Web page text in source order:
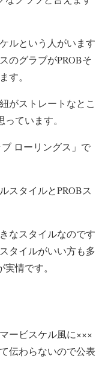
ルという人がいます
のグラブがPROBそ
す。
がストレートなとこ
ています。
ローリングス」で
スタイルとPROBス
なスタイルなのです
タイルがいい方も多
情です。
ービスケル風に×××
伝わらないので公表